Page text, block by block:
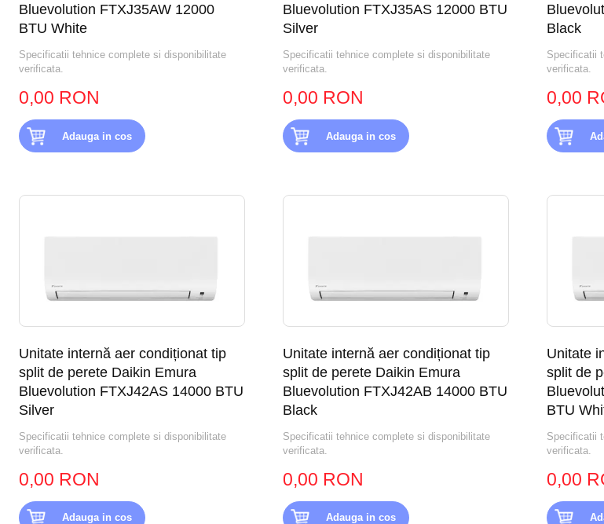
Bluevolution FTXJ35AW 12000
BTU White
Specificatii tehnice complete si disponibilitate
verificata.
0,00 RON
Adauga in cos
Bluevolution FTXJ35AS 12000 BTU
Silver
Specificatii tehnice complete si disponibilitate
verificata.
0,00 RON
Adauga in cos
Black
Specificatii
verificata.
0,00
Unitate internă aer condiționat tip
split de perete Daikin Emura
Bluevolution FTXJ42AS 14000 BTU
Silver
Specificatii tehnice complete si disponibilitate
verificata.
0,00 RON
Adauga in cos
Unitate internă aer condiționat tip
split de perete Daikin Emura
Bluevolution FTXJ42AB 14000 BTU
Black
Specificatii tehnice complete si disponibilitate
verificata.
0,00 RON
Adauga in cos
Unitate
split de
BTU
Specificatii
verificata.
0,00